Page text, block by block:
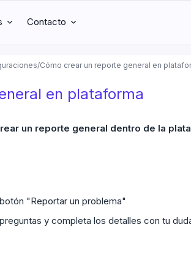
Contacto
/Cómo crear un reporte general en
en plataforma
un reporte general dentro de la
"Reportar un problema"
y completa los detalles con tu